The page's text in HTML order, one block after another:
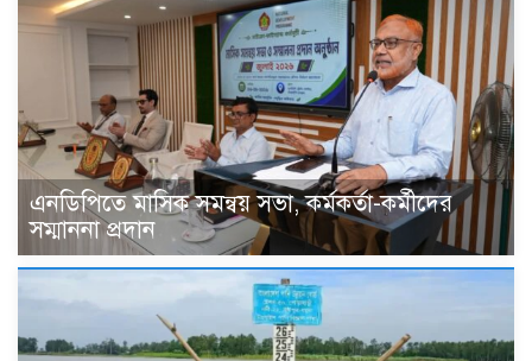
এনডিপিতে মাসিক সমন্বয় সভা, কর্মকর্তা-কর্মীদের
সম্মাননা প্রদান